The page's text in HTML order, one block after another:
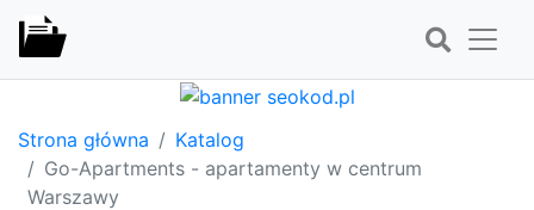
Strona główna
Katalog
Go-Apartments - apartamenty w centrum
Warszawy